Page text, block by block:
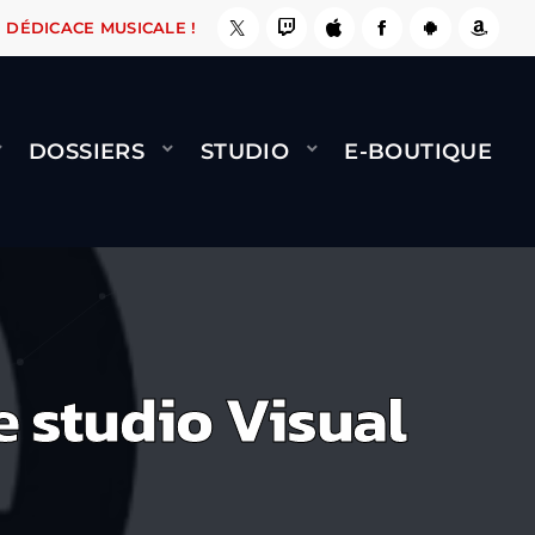
ÇA LE FAIT ! NAMI BERNARD MINET - FLY
DÉDICACE MUSICALE !
DOSSIERS STUDIO E-BOUTIQUE
studio Visual